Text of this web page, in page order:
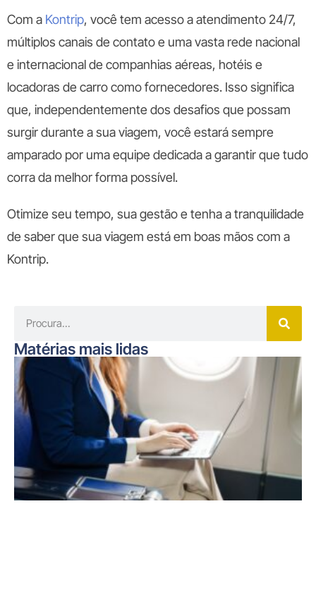
Com a Kontrip, você tem acesso a atendimento 24/7,
múltiplos canais de contato e uma vasta rede nacional
e internacional de companhias aéreas, hotéis e
locadoras de carro como fornecedores. Isso significa
que, independentemente dos desafios que possam
surgir durante a sua viagem, você estará sempre
amparado por uma equipe dedicada a garantir que tudo
corra da melhor forma possível.
Otimize seu tempo, sua gestão e tenha a tranquilidade
de saber que sua viagem está em boas mãos com a
Kontrip.
Matérias mais lidas